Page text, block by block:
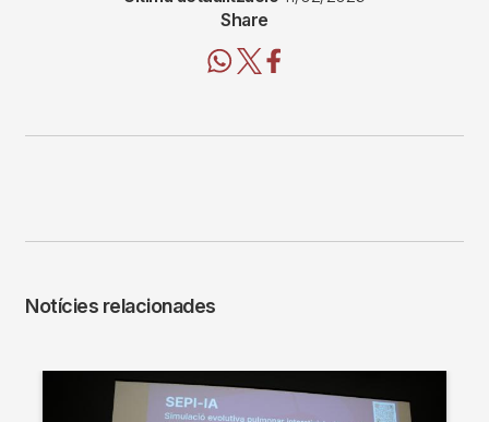
Share
Notícies relacionades